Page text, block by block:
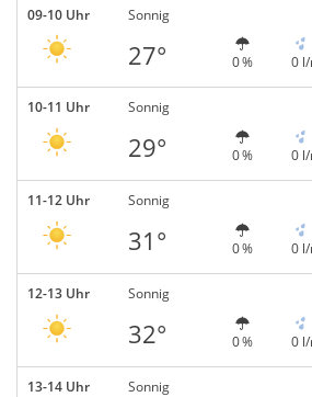
09-10 Uhr Sonnig
27° 0 % 0 l/
10-11 Uhr Sonnig
29° 0 % 0 l/
11-12 Uhr Sonnig
31° 0 % 0 l/
12-13 Uhr Sonnig
32° 0 % 0 l/
13-14 Uhr Sonnig